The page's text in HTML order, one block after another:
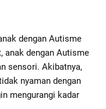
dengan Autisme
anak dengan Autisme
sensori. Akibatnya,
nyaman dengan
mengurangi kadar